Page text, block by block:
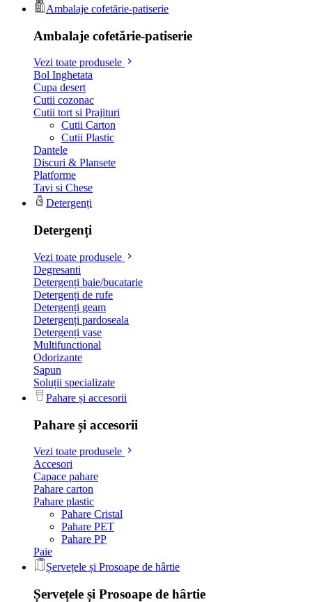
Ambalaje cofetărie-patiserie
Ambalaje cofetărie-patiserie
Vezi toate produsele
Bol Inghetata
Cupa desert
Cutii cozonac
Cutii tort si Prajituri
Cutii Carton
Cutii Plastic
Dantele
Discuri & Plansete
Platforme
Tavi si Chese
Detergenți
Detergenți
Vezi toate produsele
Degresanti
Detergenți baie/bucatarie
Detergenți de rufe
Detergenți geam
Detergenți pardoseala
Detergenți vase
Multifunctional
Odorizante
Sapun
Soluții specializate
Pahare și accesorii
Pahare și accesorii
Vezi toate produsele
Accesori
Capace pahare
Pahare carton
Pahare plastic
Pahare Cristal
Pahare PET
Pahare PP
Paie
Șervețele și Prosoape de hârtie
Șervețele și Prosoape de hârtie